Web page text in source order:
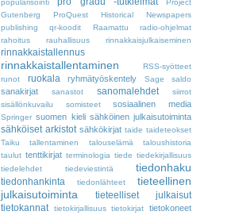
popularisointi
Project
Gutenberg
ProQuest Historical Newspapers
publishing
qr-koodit Raamattu
radio-ohjelmat
rahoitus
rauhallisuus rinnakkaisjulkaiseminen
rinnakkaistallennus
rinnakkaistallentaminen
RSS-syötteet
runot
ruokala ryhmätyöskentely Sage saldo
sanakirjat sanastot sanomalehdet
siirrot
sisällönkuvailu
somisteet sosiaalinen media
Springer suomen kieli sähköinen julkaisutoiminta
sähköiset arkistot sähkökirjat taide taideteokset
Taiku
tallentaminen talouselämä
taloushistoria
taulut tenttikirjat terminologia tiede tiedekirjallisuus
tiedelehdet
tiedeviestintä tiedonhaku
tiedonhankinta tiedonlähteet
tieteellinen
julkaisutoiminta
tieteelliset julkaisut
tietokannat
tietokirjallisuus tietokirjat tietokoneet